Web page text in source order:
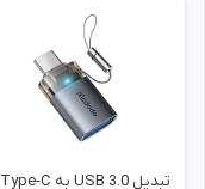
تبدیل USB 3.0 به Type-C